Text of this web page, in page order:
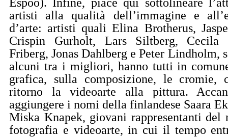
artisti alla qualità dell’immagine e
d’arte: artisti quali Elina Brotherus,
Crispin Gurholt, Lars Siltberg, Cecila
Friberg, Jonas Dahlberg e Peter Lindholm,
alcuni tra i migliori, hanno tutti in
grafica, sulla composizione, le cromie,
ritorno la videoarte alla pittura.
aggiungere i nomi della finlandese Saara
Miska Knapek, giovani rappresentanti del
fotografia e videoarte, in cui il tempo